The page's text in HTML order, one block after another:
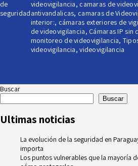
de
seguridad
videovigilancia, camaras de
antivandalicas, camaras de
interior:, cámaras exteriores de
de videovigilancia, Cámaras IP sin
monitoreo de videovigilancia,
videovigilancia,videovigilancia
Buscar
Buscar
Ultimas noticias
La evolución de la seguridad en
importa
Los puntos vulnerables que la mayoría